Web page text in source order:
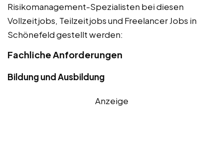
Risikomanagement-Spezialisten bei diesen
Vollzeitjobs, Teilzeitjobs und Freelancer Jobs in
Schönefeld gestellt werden:
Fachliche Anforderungen
Bildung und Ausbildung
Anzeige